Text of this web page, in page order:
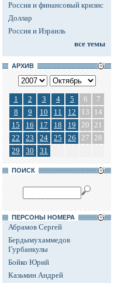
Россия и финансовый кризис
Доллар
Россия и Израиль
все темы
АРХИВ
1 2 3 4 5 6
7
8
9 10 11 12 13
14
15
16 17 18 19 20 21
22
23 24 25 26 27 28
29
30 31
ПОИСК
ПЕРСОНЫ НОМЕРА
Абрамов Сергей
Бердымухаммедов
Гурбанкулы
Бойко Юрий
Казьмин Андрей